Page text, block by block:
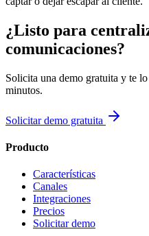
¿Listo para
comunicaciones?
Solicita una demo gratuita y te
minutos.
Solicitar demo gratuita
Producto
Características
Canales
Integraciones
Precios
Solicitar demo